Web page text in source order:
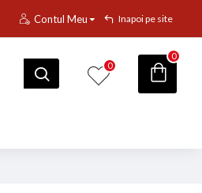
Contul Meu Inapoi pe site
0
0